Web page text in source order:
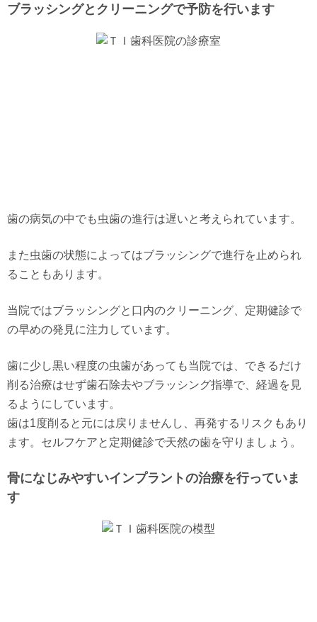
ブラッシングとクリーニングで予防を行います
歯の病気の中でも虫歯の進行は遅いと考えられています。
また虫歯の状態によってはブラッシングで進行を止められ
ることもあります。
当院ではブラッシングと口内のクリーニング、定期健診で
の早めの発見に注力しています。
歯に少し黒い程度の虫歯があっても当院では、できるだけ
削る治療はせず歯石除去やブラッシング指導で、経過を見
るようにしています。
歯は1度削ると元には戻りませんし、再発するリスクもあり
ます。セルフケアと定期健診で天然の歯を守りましょう。
骨になじみやすいインプラントの治療を行っていま
す